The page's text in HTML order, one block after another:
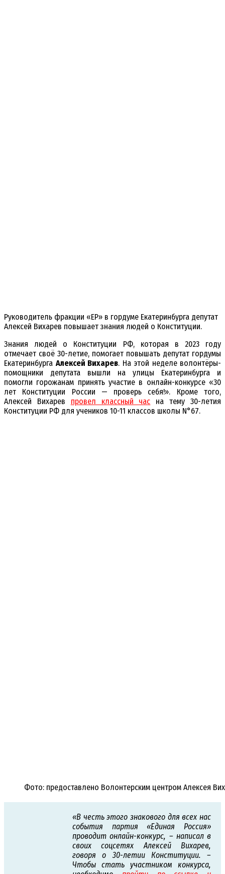
Руководитель фракции «ЕР» в гордуме Екатеринбурга депутат
Алексей Вихарев повышает знания людей о Конституции.
Знания людей о Конституции РФ, которая в 2023 году
отмечает своё 30-летие, помогает повышать депутат гордумы
Екатеринбурга Алексей Вихарев. На этой неделе волонтёры-
помощники депутата вышли на улицы Екатеринбурга и
помогли горожанам принять участие в онлайн-конкурсе «30
лет Конституции России — проверь себя!». Кроме того,
Алексей Вихарев провел классный час на тему 30-летия
Конституции РФ для учеников 10-11 классов школы N°67.
Фото: предоставлено Волонтерским центром Алексея
«В честь этого знакового для всех нас
события партия «Единая Россия»
проводит онлайн-конкурс, – написал в
своих соцсетях Алексей Вихарев,
говоря о 30-летии Конституции. –
Чтобы стать участником конкурса,